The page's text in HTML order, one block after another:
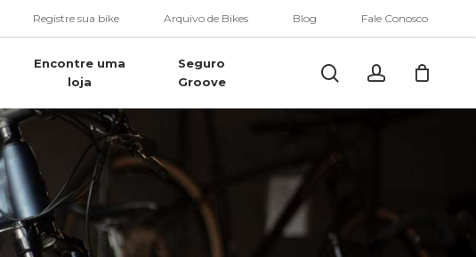
Registre sua bike Arquivo de Bikes Blog Fale Conosco
Encontre uma
loja
Seguro
Groove
Buscar..account